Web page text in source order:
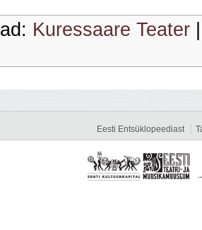
Kuressaare Teater
Eesti Entsüklopeediast